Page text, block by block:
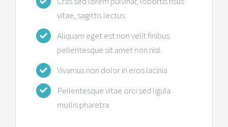
vitae, sagittis lectus.
Aliquam eget est non velit finibus
pellentesque sit amet non nisl.
Vivamus non dolor in eros lacinia
Pellentesque vitae orci sed ligula
mollis pharetra